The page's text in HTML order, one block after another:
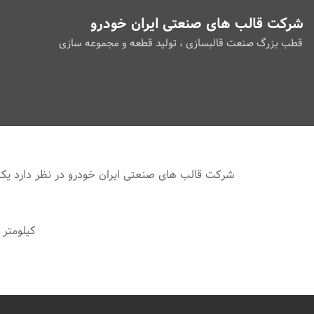
شرکت قالب های صنعتی ایران خودرو
قطب بزرگ صنعت قالبسازی ، تولید قطعه و مجموعه سازی
شرکت قالب های صنعتی ایران خودرو در نظر دارد یک دستگاه پرس هیدرولیکی 630 تنی مازاد بر نیاز خود را از
کیلومتر 5 آزاد راه کرج_ قزوین، خروجی کمالشهر، شرکت قالب های صنعتی ایران خودرو